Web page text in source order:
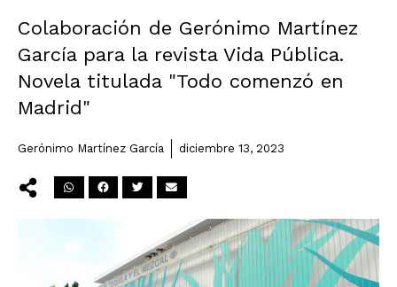
Colaboración de Gerónimo Martínez
García para la revista Vida Pública.
Novela titulada "Todo comenzó en
Madrid"
Gerónimo Martínez García diciembre 13, 2023